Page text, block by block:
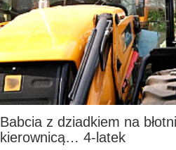
Babcia z dziadkiem na
kierownicą… 4-latek